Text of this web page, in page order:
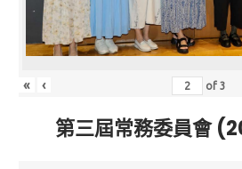
« ‹ of3
第三屆常務委員會